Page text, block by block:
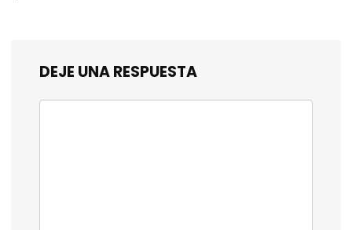
DEJE UNA RESPUESTA